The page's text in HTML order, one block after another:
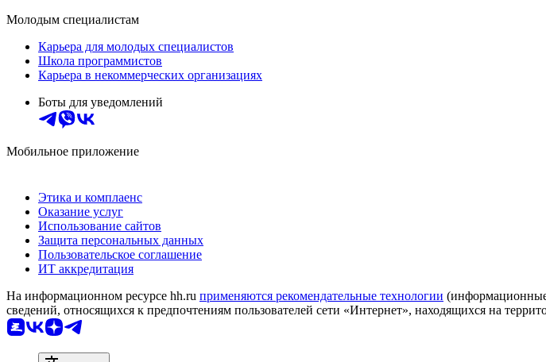
Молодым специалистам
Карьера для молодых специалистов
Школа программистов
Карьера в некоммерческих организациях
Боты для уведомлений
Мобильное приложение
Этика и комплаенс
Оказание услуг
Использование сайтов
Защита персональных данных
Пользовательское соглашение
ИТ аккредитация
На информационном ресурсе hh.ru применяются рекомендательные технологии (информационные
сведений, относящихся к предпочтениям пользователей сети «Интернет», находящихся на